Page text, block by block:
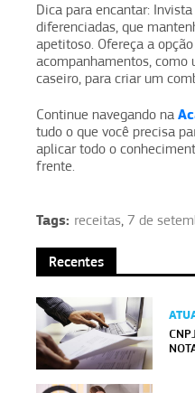
Dica para encantar:
diferenciadas, que
apetitoso. Ofereça a
acompanhamentos, como
caseiro, para criar um
Continue navegando na
tudo o que você precisa
aplicar todo o
frente.
Tags: receitas, 7 de
Recentes